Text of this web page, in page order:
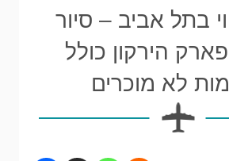
בתל אביב – סיור
הירקון כולל
לא מוכרים